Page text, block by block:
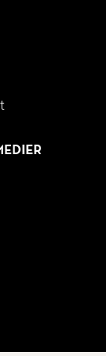
krusbär
Mot gatan
på ett
hälsar
skapar en
vid